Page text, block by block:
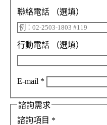
聯絡電話 （選填）
行動電話 （選填）
E-mail *
諮詢需求
諮詢項目 *